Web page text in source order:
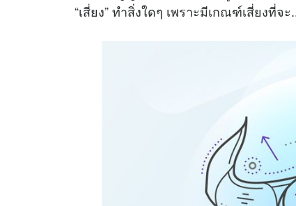
“เสี่ยง” ทำสิ่งใดๆ เพราะมีเกณฑ์เสี่ยงที่จ